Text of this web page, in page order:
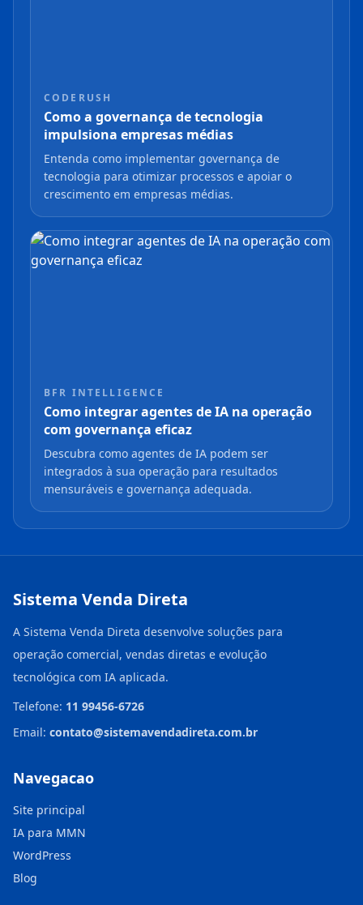
CODERUSH
Como a governança de tecnologia
impulsiona empresas médias
Entenda como implementar governança de
tecnologia para otimizar processos e apoiar o
crescimento em empresas médias.
BFR INTELLIGENCE
Como integrar agentes de IA na operação
com governança eficaz
Descubra como agentes de IA podem ser
integrados à sua operação para resultados
mensuráveis e governança adequada.
Sistema Venda Direta
A Sistema Venda Direta desenvolve soluções para
operação comercial, vendas diretas e evolução
tecnológica com IA aplicada.
Telefone: 11 99456-6726
Email: contato@sistemavendadireta.com.br
Navegacao
Site principal
IA para MMN
WordPress
Blog